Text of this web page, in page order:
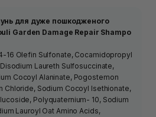
для дуже пошкодженого
Garden Damage Repair Shampo
16 Olefin Sulfonate, Cocamidopropyl
Laureth Sulfosuccinate,
Cocoyl Alaninate, Pogostemon
Chloride, Sodium Cocoyl Isethionate,
Polyquaternium- 10, Sodium
Lauroyl Oat Amino Acids,